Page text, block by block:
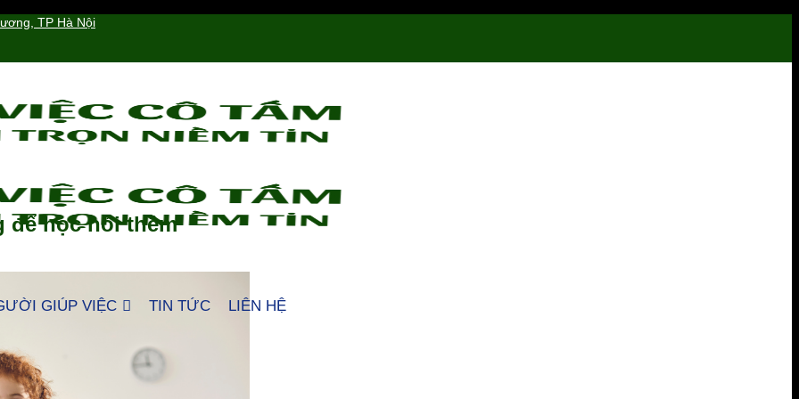
TP Hà Nội
GIÚP VIỆC TIN TỨC LIÊN HỆ
để học hỏi thêm